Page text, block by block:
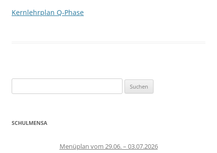
Kernlehrplan Q-Phase
nach:
SCHULMENSA
Menüplan vom 29.06. – 03.07.2026